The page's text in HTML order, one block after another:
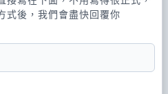
式後，我們會盡快回覆你